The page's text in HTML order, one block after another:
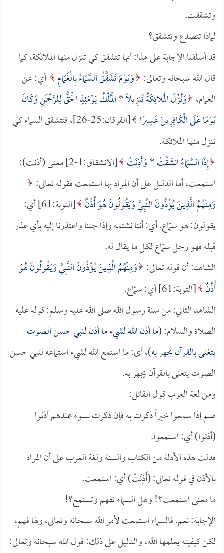
وتشققت.
لماذا تتصدع وتتشقق؟
قد أسلفنا الإجابة على هذا: أنها تتشقق كي تنزل منها الملائكة، كما
قال الله سبحانه وتعالى: وَيَوْمَ تَشَقَّقُ السَّمَاءُ بِالْغَمَامِ أي: عن
الغمام، وَنُزِّلَ الْمَلائِكَةُ تَنزِيلًا*الْمُلْكُ يَوْمَئِذٍ الْحَقُّ لِلرَّحْمَنِ وَكَانَ
يَوْمًا عَلَى الْكَافِرِينَ عَسِيرًا
[الفرقان:25-26]، فتتشقق السماء كي
تنزل منها الملائكة.
إِذَا السَّمَاءُ انشَقَّتْ*وَأَذِنَتْ
[الانشقاق:1-2] معنى (أذنت):
استمعت، أما الدليل على أن المراد بها استمعت فقوله تعالى:
وَمِنْهُمُ الَّذِينَ يُؤْذُونَ النَّبِيَّ وَيَقُولُونَ هُوَ أُذُنٌ
[التوبة:61] أي:
يقولون: هو سمّاع. أي: أننا نشتمه وإذا جئنا واعتذرنا إليه بأي عذر
قبله فهو رجل سمّاع لكل ما يقال له.
الشاهد: أن قوله تعالى: وَمِنْهُمُ الَّذِينَ يُؤْذُونَ النَّبِيَّ وَيَقُولُونَ هُوَ
أُذُنٌ [التوبة:61] أي: سمّاع.
الشاهد الثاني: من سنة رسول الله صلى الله عليه وسلم: قوله عليه
الصلاة والسلام: (ما أذن الله لشيء ما أذن لنبي حسن الصوت
يتغنى بالقرآن يجهر به)، أي: ما استمع الله لشيء استماعه لنبي حسن
الصوت يتغنى بالقرآن يجهر به.
ومن لغة العرب قول القائل:
صم إذا سمعوا خيراً ذكرت به فإن ذكرت بسوء عندهم أذنوا
(أذنوا) أي: استمعوا.
فدلت هذه الأدلة من الكتاب والسنة ولغة العرب على أن المراد
بالأذن في قوله تعالى: (أَذِنَتْ) أي: استمعت.
ما معنى استمعت؟! وهل السماء تفهم وتستمع؟!
الإجابة: نعم. فالسماء استمعت لأمر الله سبحانه وتعالى، ولها فهم،
لكن كيفيته يعلمها الله، والدليل على ذلك: قول الله سبحانه وتعالى: